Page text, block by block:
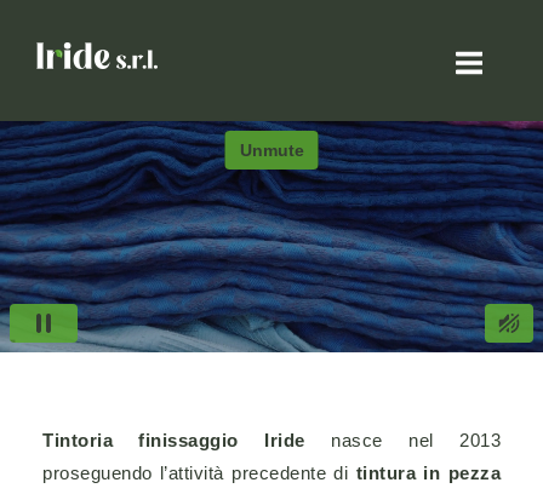
Tintoria finissaggio Iride nasce nel 2013
proseguendo l’attività precedente di tintura in pezza